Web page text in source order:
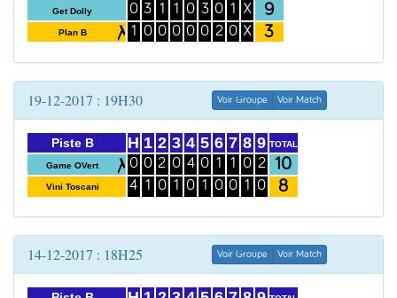
Get Dolly
Plan B
0
1
3
0
1
0
1
0
0
0
3
0
0
2
1
0
X
X
9
3
19-12-2017 : 19H30 Voir Groupe Voir Match
Piste B
Game OVert
Vini Toscani
H
0
4
1
0
1
2
2
0
3
0
1
4
4
0
5
0
1
6
1
0
7
1
0
8
0
1
9
2
0
TOTAL
10
8
14-12-2017 : 18H25 Voir Groupe Voir Match